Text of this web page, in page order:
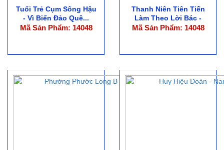
Tuổi Trẻ Cụm Sông Hậu
- Vì Biển Đảo Quê...
Mã Sản Phẩm: 14048
Thanh Niên Tiên Tiến
Làm Theo Lời Bác -
Quận 2
Mã Sản Phẩm: 14048